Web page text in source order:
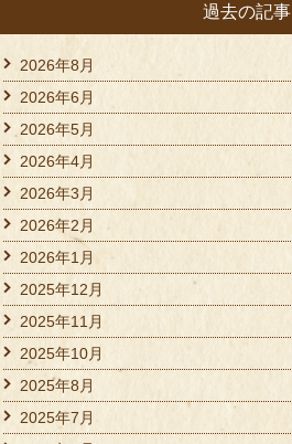
過去の記事
2026年8月
2026年6月
2026年5月
2026年4月
2026年3月
2026年2月
2026年1月
2025年12月
2025年11月
2025年10月
2025年8月
2025年7月